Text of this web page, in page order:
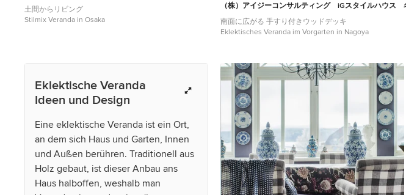
土間からリビング
Stilmix Veranda in Osaka
（株）アイジーコンサルティング iGスタイルハウス
南面に広がる 手すり付きウッドデッキ
Eklektisches Veranda im Vorgarten in Nagoya
Eklektische Veranda
Ideen und Design
Eine eklektische Veranda ist ein Ort,
an dem sich Haus und Garten, Innen
und Außen berühren. Traditionell aus
Holz gebaut, ist dieser Anbau ans
Haus halboffen, weshalb man